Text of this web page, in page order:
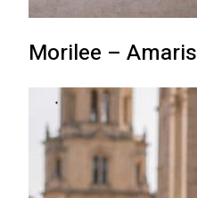
Morilee – Amaris